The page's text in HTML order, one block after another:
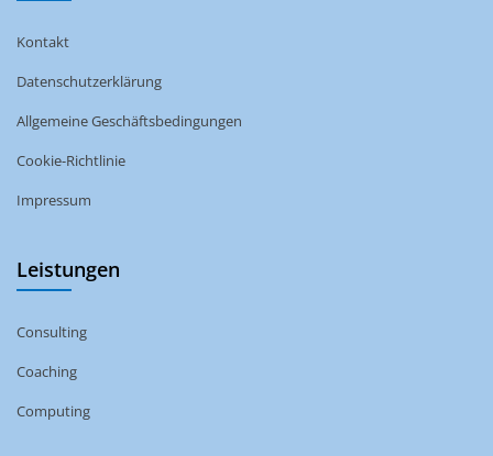
Kontakt
Datenschutzerklärung
Allgemeine Geschäftsbedingungen
Cookie-Richtlinie
Impressum
Leistungen
Consulting
Coaching
Computing